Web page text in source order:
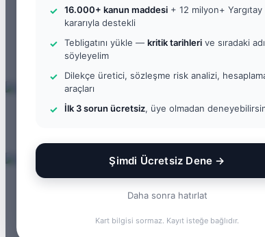
16.000+ kanun maddesi + 12 milyon+ Yargıtay
kararıyla destekli
Tebligatını yükle — kritik tarihleri ve sıradaki
söyleyelim
Dilekçe üretici, sözleşme risk analizi,
araçları
İlk 3 sorun ücretsiz, üye olmadan
Şimdi Ücretsiz Dene →
Daha sonra hatırlat
Kart bilgisi sormaz. Kayıt isteğe bağlıdır.
WhatsApp
Kayıt Ol
Rastgele Makale
Kenar Bölmesi
Menü
ANASAYFA
Ceza Hukuku